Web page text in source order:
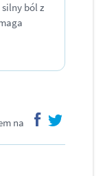
ból z
na